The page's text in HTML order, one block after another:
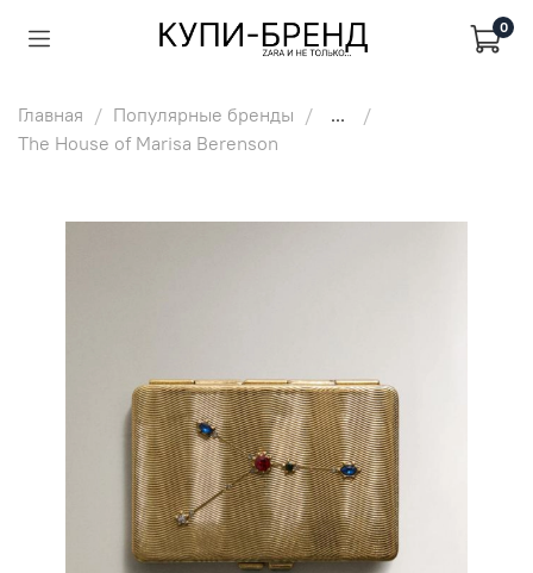
0
Главная Популярные бренды
...
The House of Marisa Berenson